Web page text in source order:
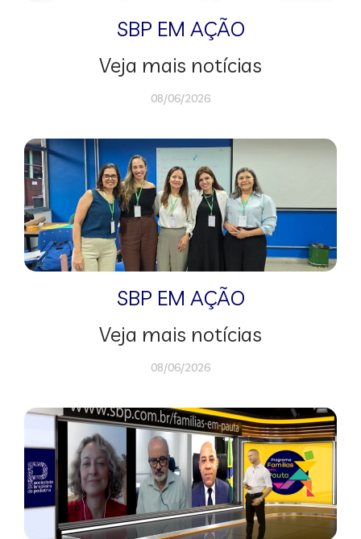
SBP EM AÇÃO
Veja mais notícias
08/06/2026
SBP EM AÇÃO
Veja mais notícias
08/06/2026